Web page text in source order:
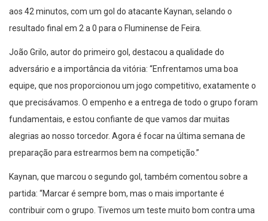
aos 42 minutos, com um gol do atacante Kaynan, selando o
resultado final em 2 a 0 para o Fluminense de Feira.
João Grilo, autor do primeiro gol, destacou a qualidade do
adversário e a importância da vitória: “Enfrentamos uma boa
equipe, que nos proporcionou um jogo competitivo, exatamente o
que precisávamos. O empenho e a entrega de todo o grupo foram
fundamentais, e estou confiante de que vamos dar muitas
alegrias ao nosso torcedor. Agora é focar na última semana de
preparação para estrearmos bem na competição.”
Kaynan, que marcou o segundo gol, também comentou sobre a
partida: “Marcar é sempre bom, mas o mais importante é
contribuir com o grupo. Tivemos um teste muito bom contra uma